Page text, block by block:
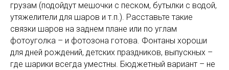
грузам (подойдут мешочки с песком, бутылки с водой,
утяжелители для шаров и т.п.). Расставьте такие
связки шаров на заднем плане или по углам
фотоуголка – и фотозона готова. Фонтаны хороши
для дней рождений, детских праздников, выпускных –
где шарики всегда уместны. Бюджетный вариант – не